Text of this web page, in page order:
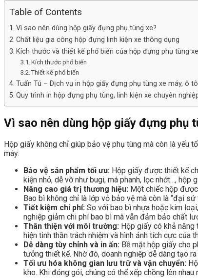
Table of Contents
Vì sao nên dùng hộp giấy đựng phụ tùng xe?
Chất liệu gia công hộp đựng linh kiện xe thông dụng
Kích thước và thiết kế phổ biến của hộp đựng phụ tùng xe
Kích thước phổ biến
Thiết kế phổ biến
Tuấn Tú – Dịch vụ in hộp giấy đựng phụ tùng xe máy, ô
Quy trình in hộp đựng phụ tùng, linh kiện xe chuyên
Vì sao nên dùng hộp giấy đựng phụ
Hộp giấy không chỉ giúp bảo vệ phụ tùng mà còn là yếu
máy:
Bảo vệ sản phẩm tối ưu: Hộp giấy được thiết kế
kiện nhỏ, dễ vỡ như bugi, má phanh, lọc nhớt…,
Nâng cao giá trị thương hiệu: Một chiếc hộp
Bao bì không chỉ là lớp vỏ bảo vệ mà còn là “đại
Tiết kiệm chi phí: So với bao bì nhựa hoặc kim
nghiệp giảm chi phí bao bì mà vẫn đảm bảo chất
Thân thiện với môi trường: Hộp giấy có khả năng
hiện tinh thần trách nhiệm và hình ảnh tích cực của
Dễ dàng tùy chỉnh và in ấn: Bề mặt hộp giấy cho
tưởng thiết kế. Nhờ đó, doanh nghiệp dễ dàng tạo
Tối ưu hóa không gian lưu trữ và vận chuyển:
kho. Khi đóng gói, chúng có thể xếp chồng lên